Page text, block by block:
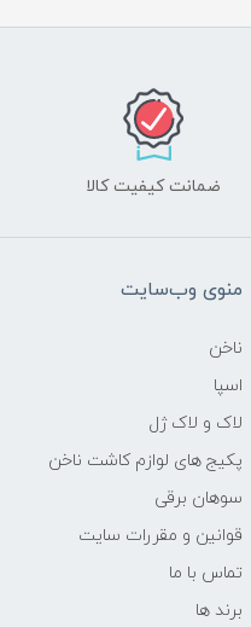
ضمانت کیفیت کالا
منوی وب‌سایت
ناخن
اسپا
لاک و لاک ژل
پکیج های لوازم کاشت ناخن
سوهان برقی
قوانین و مقررات سایت
تماس با ما
برند ها